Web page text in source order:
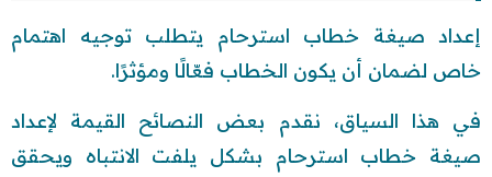
إعداد صيغة خطاب استرحام يتطلب توجيه اهتمام
خاص لضمان أن يكون الخطاب فعّالًا ومؤثرًا.
في هذا السياق، نقدم بعض النصائح القيمة لإعداد
صيغة خطاب استرحام بشكل يلفت الانتباه ويحقق